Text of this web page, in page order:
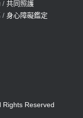
/ 共同照護
/ 身心障礙鑑定
Rights Reserved